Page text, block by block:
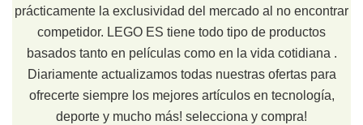
prácticamente la exclusividad del mercado al no encontrar
competidor. LEGO ES tiene todo tipo de productos
basados tanto en películas como en la vida cotidiana .
Diariamente actualizamos todas nuestras ofertas para
ofrecerte siempre los mejores artículos en tecnología,
deporte y mucho más! selecciona y compra!